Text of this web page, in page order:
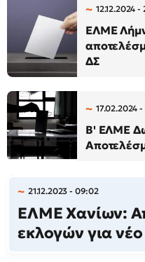
12.12.2024 -
ΕΛΜΕ
ΔΣ
17.02.2024 -
Β' ΕΛΜΕ
21.12.2023 - 09:02
ΕΛΜΕ Χανίων:
εκλογών για